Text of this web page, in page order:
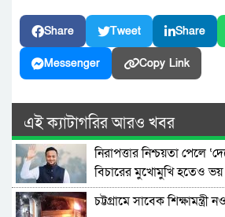
Share Tweet Share
Messenger Copy Link
এই ক্যাটাগরির আরও খবর
নিরাপত্তার নিশ্চয়তা পেলে
বিচারের মুখোমুখি হতেও ভয়
চট্টগ্রামে সাবেক